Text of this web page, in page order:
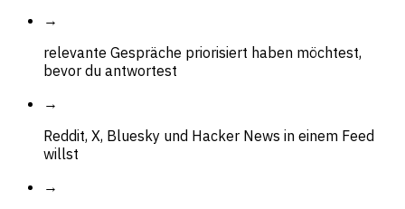
→
relevante Gespräche priorisiert haben möchtest,
bevor du antwortest
→
Reddit, X, Bluesky und Hacker News in einem Feed
willst
→